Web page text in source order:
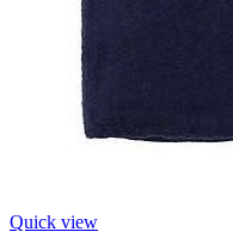
Quick view